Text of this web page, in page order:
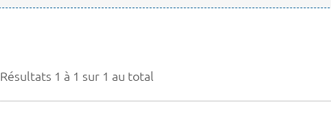
Résultats 1 à 1 sur 1 au total